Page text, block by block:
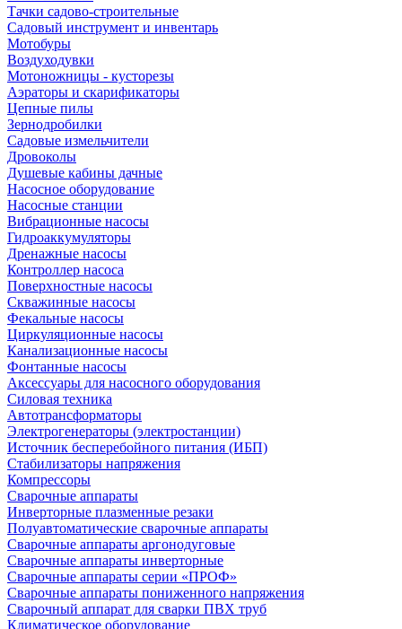
Тачки садово-строительные
Садовый инструмент и инвентарь
Мотобуры
Воздуходувки
Мотоножницы - кусторезы
Аэраторы и скарификаторы
Цепные пилы
Зернодробилки
Садовые измельчители
Дровоколы
Душевые кабины дачные
Насосное оборудование
Насосные станции
Вибрационные насосы
Гидроаккумуляторы
Дренажные насосы
Контроллер насоса
Поверхностные насосы
Скважинные насосы
Фекальные насосы
Циркуляционные насосы
Канализационные насосы
Фонтанные насосы
Аксессуары для насосного оборудования
Силовая техника
Автотрансформаторы
Электрогенераторы (электростанции)
Источник бесперебойного питания (ИБП)
Стабилизаторы напряжения
Компрессоры
Сварочные аппараты
Инверторные плазменные резаки
Полуавтоматические сварочные аппараты
Сварочные аппараты аргонодуговые
Сварочные аппараты инверторные
Сварочные аппараты серии «ПРОФ»
Сварочные аппараты пониженного напряжения
Сварочный аппарат для сварки ПВХ труб
Климатическое оборудование